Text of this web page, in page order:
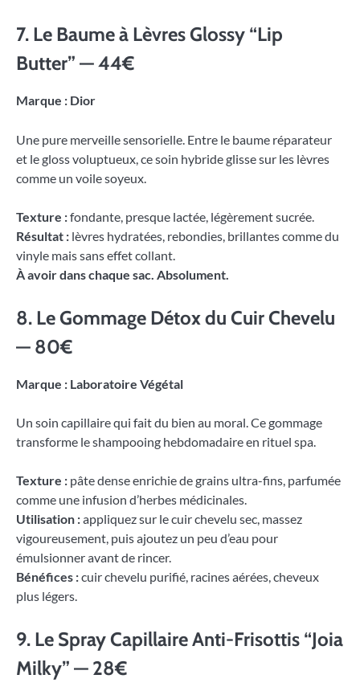
7. Le Baume à Lèvres Glossy “Lip
Butter” — 44€
Marque : Dior
Une pure merveille sensorielle. Entre le baume réparateur
et le gloss voluptueux, ce soin hybride glisse sur les lèvres
comme un voile soyeux.
Texture :fondante, presque lactée, légèrement sucrée.
Résultat : lèvres hydratées, rebondies, brillantes comme du
vinyle mais sans effet collant.
À avoir dans chaque sac. Absolument.
8. Le Gommage Détox du Cuir Chevelu
— 80€
Marque : Laboratoire Végétal
Un soin capillaire qui fait du bien au moral. Ce gommage
transforme le shampooing hebdomadaire en rituel spa.
Texture : pâte dense enrichie de grains ultra-fins, parfumée
comme une infusion d’herbes médicinales.
Utilisation :appliquez sur le cuir chevelu sec, massez
vigoureusement, puis ajoutez un peu d’eau pour
émulsionner avant de rincer.
Bénéfices :cuir chevelu purifié, racines aérées, cheveux
plus légers.
9. Le Spray Capillaire Anti-Frisottis “Joia
Milky” — 28€